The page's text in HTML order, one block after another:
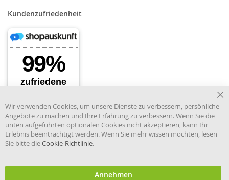
Kundenzufriedenheit
Händler im offiziellen Register
und Information.
Wir verwenden Cookies, um unsere Dienste zu verbessern, persönliche
Angebote zu machen und Ihre Erfahrung zu verbessern. Wenn Sie die
unten aufgeführten optionalen Cookies nicht akzeptieren, kann Ihr
Erlebnis beeinträchtigt werden. Wenn Sie mehr wissen möchten, lesen
Sie bitte dieCookie-Richtlinie.
Annehmen